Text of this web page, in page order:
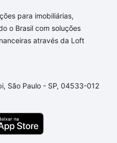
custam a partir de R$ 0
imobiliário
ao seu orçamento.
dos custos envolvidos
dos seus sonhos
Loft, com você até as
para imobiliárias,
o Brasil com soluções
através da Loft
São Paulo - SP, 04533-012